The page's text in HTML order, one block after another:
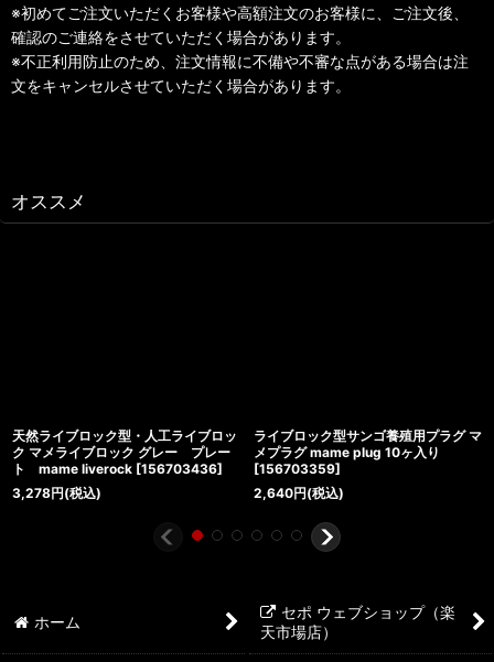
※初めてご注文いただくお客様や高額注文のお客様に、ご注文後、
確認のご連絡をさせていただく場合があります。
※不正利用防止のため、注文情報に不備や不審な点がある場合は注
文をキャンセルさせていただく場合があります。
オススメ
天然ライブロック型・人工ライブロッ
ク マメライブロック グレー プレー
ト mame liverock [156703436]
3,278円(税込)
ライブロック型サンゴ養殖用プラグ マ
メプラグ mame plug 10ヶ入り
[156703359]
2,640円(税込)
ホーム
セポ ウェブショップ（楽
天市場店）